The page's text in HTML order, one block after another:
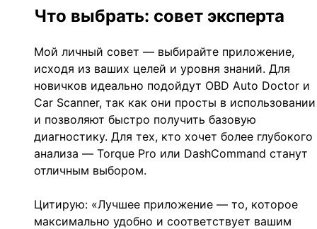
Что выбрать: совет эксперта
Мой личный совет — выбирайте приложение,
исходя из ваших целей и уровня знаний. Для
новичков идеально подойдут OBD Auto Doctor и
Car Scanner, так как они просты в использовании
и позволяют быстро получить базовую
диагностику. Для тех, кто хочет более глубокого
анализа — Torque Pro или DashCommand станут
отличным выбором.
Цитирую: «Лучшее приложение — то, которое
максимально удобно и соответствует вашим